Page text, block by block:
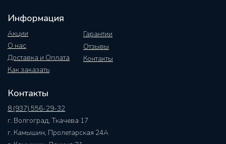
Информация
Акции
О нас
Как заказать
Гарантии
Отзывы
Контакты
Доставка и Оплата
Контакты
8 (937) 556-29-32
г. Волгоград, Ткачева 17
г. Камышин, Пролетарская 24А